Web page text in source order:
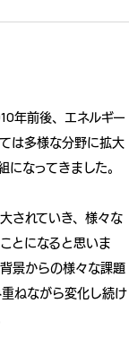
年前後、エネルギー
は多様な分野に拡大
なってきました。
されていき、様々な
とになると思いま
景からの様々な課題
ねながら変化し続け